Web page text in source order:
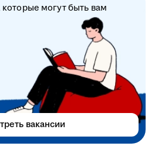
которые могут быть вам
вакансии